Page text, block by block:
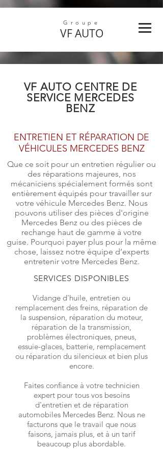
Groupe
VFAUTO
VF AUTO CENTRE DE
SERVICE MERCEDES
BENZ
ENTRETIEN ET RÉPARATION DE
VÉHICULES MERCEDES BENZ
Que ce soit pour un entretien régulier ou
des réparations majeures, nos
mécaniciens spécialement formés sont
entièrement équipés pour travailler sur
votre véhicule Mercedes Benz. Nous
pouvons utiliser des pièces d'origine
Mercedes Benz ou des pièces de
rechange haut de gamme à votre
guise. Pourquoi payer plus pour la même
chose, laissez notre équipe d’experts
entretenir votre Mercedes Benz.
SERVICES DISPONIBLES
Vidange d'huile, entretien ou
remplacement des freins, réparation de
la suspension, réparation du moteur,
réparation de la transmission,
problèmes électroniques, pneus,
essuie-glaces, batterie, remplacement
ou réparation du silencieux et bien plus
encore.
Faites confiance à votre technicien
expert pour tous vos besoins
d'entretien et de réparation
automobiles Mercedes Benz. Nous ne
facturons que le travail que nous
faisons, jamais plus, et à un tarif
beaucoup plus abordable.